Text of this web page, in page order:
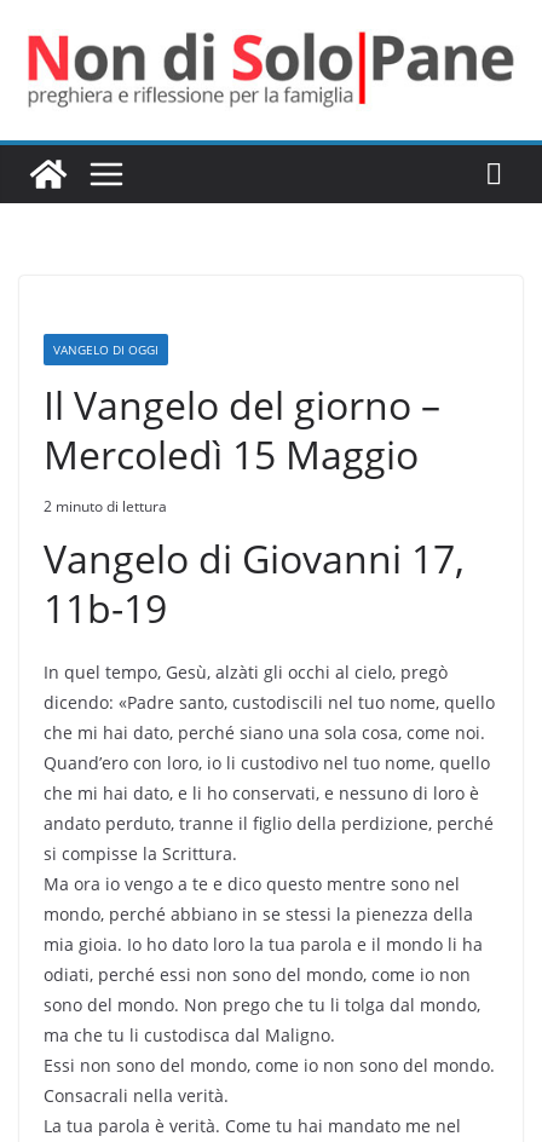
contenuto
VANGELO DI OGGI
Il Vangelo del giorno –
Mercoledì 15 Maggio
2 minuto di lettura
Vangelo di Giovanni 17,
11b-19
In quel tempo, Gesù, alzàti gli occhi al cielo, pregò
dicendo: «Padre santo, custodiscili nel tuo nome, quello
che mi hai dato, perché siano una sola cosa, come noi.
Quand’ero con loro, io li custodivo nel tuo nome, quello
che mi hai dato, e li ho conservati, e nessuno di loro è
andato perduto, tranne il figlio della perdizione, perché
si compisse la Scrittura.
Ma ora io vengo a te e dico questo mentre sono nel
mondo, perché abbiano in se stessi la pienezza della
mia gioia. Io ho dato loro la tua parola e il mondo li ha
odiati, perché essi non sono del mondo, come io non
sono del mondo. Non prego che tu li tolga dal mondo,
ma che tu li custodisca dal Maligno.
Essi non sono del mondo, come io non sono del mondo.
Consacrali nella verità.
La tua parola è verità. Come tu hai mandato me nel